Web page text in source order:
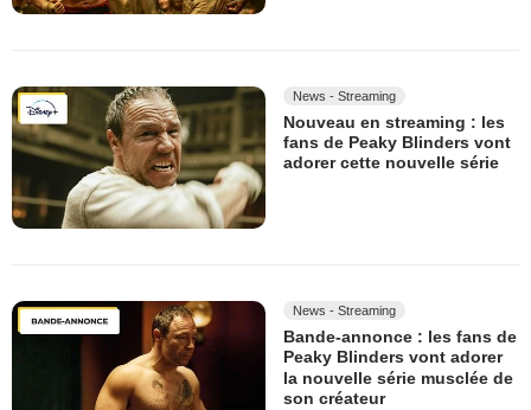
News - Streaming
Nouveau en streaming : les
fans de Peaky Blinders vont
adorer cette nouvelle série
News - Streaming
Bande-annonce : les fans de
Peaky Blinders vont adorer
la nouvelle série musclée de
son créateur